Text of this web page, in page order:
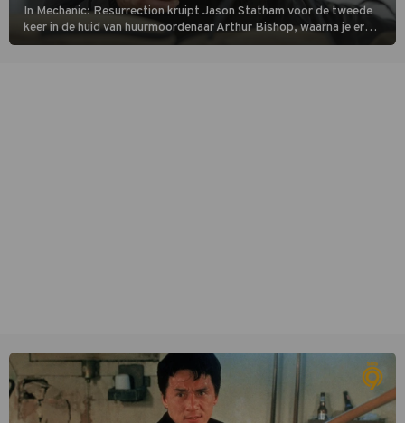
In Mechanic: Resurrection kruipt Jason Statham voor de tweede
keer in de huid van huurmoordenaar Arthur Bishop, waarna je er
donder op kunt zeggen dat er van Bishops geplande pensioen niet